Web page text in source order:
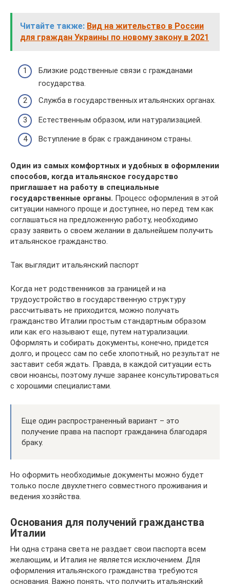
Читайте также: Вид на жительство в России
для граждан Украины по новому закону в 2021
Близкие родственные связи с гражданами
государства.
Служба в государственных итальянских органах.
Естественным образом, или натурализацией.
Вступление в брак с гражданином страны.
Один из самых комфортных и удобных в оформлении
способов, когда итальянское государство
приглашает на работу в специальные
государственные органы. Процесс оформления в этой
ситуации намного проще и доступнее, но перед тем как
соглашаться на предложенную работу, необходимо
сразу заявить о своем желании в дальнейшем получить
итальянское гражданство.
Так выглядит итальянский паспорт
Когда нет родственников за границей и на
трудоустройство в государственную структуру
рассчитывать не приходится, можно получать
гражданство Италии простым стандартным образом
или как его называют еще, путем натурализации.
Оформлять и собирать документы, конечно, придется
долго, и процесс сам по себе хлопотный, но результат не
заставит себя ждать. Правда, в каждой ситуации есть
свои нюансы, поэтому лучше заранее консультироваться
с хорошими специалистами.
Еще один распространенный вариант – это
получение права на паспорт гражданина благодаря
браку.
Но оформить необходимые документы можно будет
только после двухлетнего совместного проживания и
ведения хозяйства.
Основания для получений гражданства
Италии
Ни одна страна света не раздает свои паспорта всем
желающим, и Италия не является исключением. Для
оформления итальянского гражданства требуются
основания. Важно понять, что получить итальянский